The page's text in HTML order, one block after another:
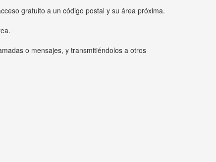
gratuito a un código postal y su área próxima.
o mensajes, y transmitiéndolos a otros